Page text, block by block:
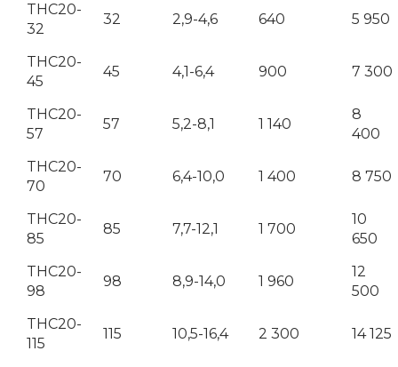
THC20-
32
32 2,9-4,6 640 5 950
THC20-
45
45 4,1-6,4 900 7 300
THC20-
57
57 5,2-8,1 1 140
8
400
THC20-
70
70 6,4-10,0 1 400 8 750
THC20-
85
85 7,7-12,1 1 700
10
650
THC20-
98
98 8,9-14,0 1 960
12
500
THC20-
115
115 10,5-16,4 2 300 14 125